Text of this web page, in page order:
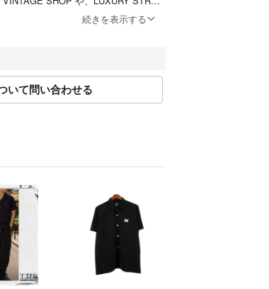
GOODS、そして ALDEN やトリ
業務・お問い合わせ対応はお休みと
あるご注文については年内に発送い
続きを表示する
いて問い合わせる